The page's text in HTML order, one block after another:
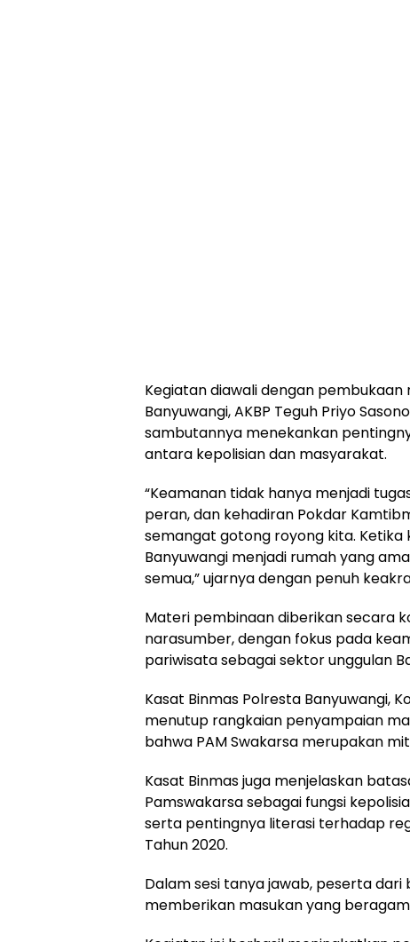
Kegiatan diawali dengan
Banyuwangi, AKBP Teguh Priyo
sambutannya menekankan
antara kepolisian dan masyarakat.
“Keamanan tidak hanya menjadi
peran, dan kehadiran Pokdar
semangat gotong royong kita. Ketika
Banyuwangi menjadi rumah yang
semua,” ujarnya dengan penuh
Materi pembinaan diberikan secara
narasumber, dengan fokus pada
pariwisata sebagai sektor unggulan
Kasat Binmas Polresta Banyuwangi,
menutup rangkaian penyampaian
bahwa PAM Swakarsa merupakan
Kasat Binmas juga menjelaskan
Pamswakarsa sebagai fungsi
serta pentingnya literasi terhadap
Tahun 2020.
Dalam sesi tanya jawab, peserta
memberikan masukan yang